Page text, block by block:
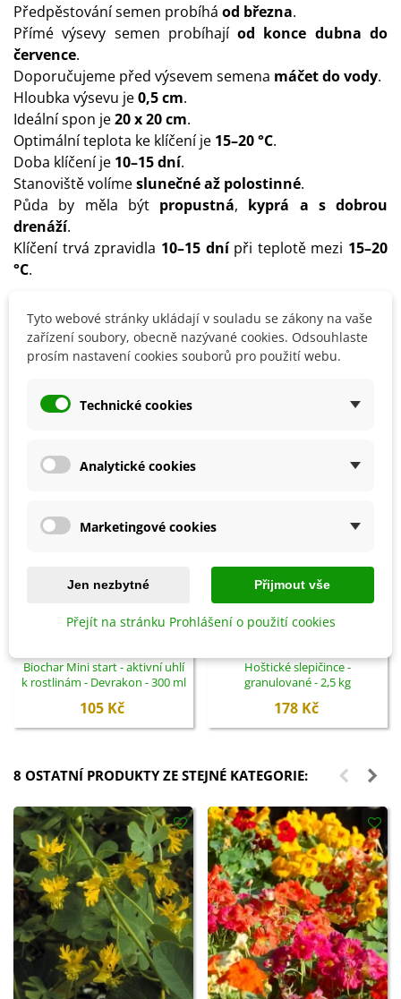
Předpěstování semen probíhá od března.
Přímé výsevy semen probíhajíod konce dubna do
července.
Doporučujeme před výsevem semena máčet do vody.
Hloubka výsevu je0,5 cm.
Ideální spon je20 x 20 cm.
Optimální teplota ke klíčení je 15–20 °C.
Doba klíčení je 10–15 dní.
Stanoviště volímeslunečné až polostinné.
Půda by měla být propustná, kyprá a s dobrou
drenáží.
Klíčení trvá zpravidla 10–15 dnípři teplotě mezi 15–20
°C.
Detaily produktu
Biochar Mini start - aktivní uhlí
k rostlinám - Devrakon - 300 ml
105 Kč
Hoštické slepičince -
granulované - 2,5 kg
178 Kč
8 OSTATNÍ PRODUKTY ZE STEJNÉ KATEGORIE:
Tyto webové stránky ukládají v souladu se zákony na vaše
zařízení soubory, obecně nazývané cookies. Odsouhlaste
prosím nastavení cookies souborů pro použití webu.
Technické cookies
Analytické cookies
Marketingové cookies
Jen nezbytné Přijmout vše
Přejít na stránku Prohlášení o použití cookies